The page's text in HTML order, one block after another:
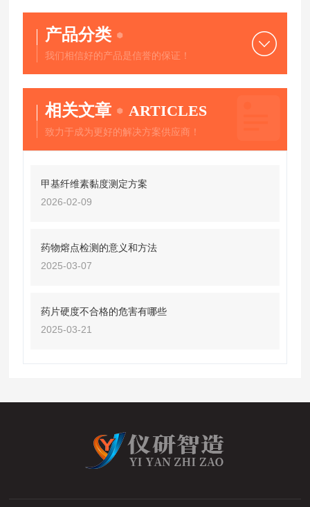
产品分类
我们相信好的产品是信誉的保证！
相关文章 ARTICLES
致力于成为更好的解决方案供应商！
甲基纤维素黏度测定方案
2026-02-09
药物熔点检测的意义和方法
2025-03-07
药片硬度不合格的危害有哪些
2025-03-21